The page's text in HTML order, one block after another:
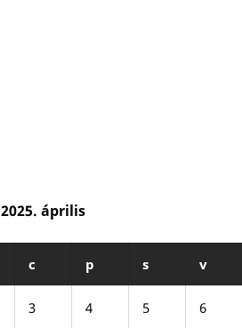
2025. április
c p s v
3 4 5 6